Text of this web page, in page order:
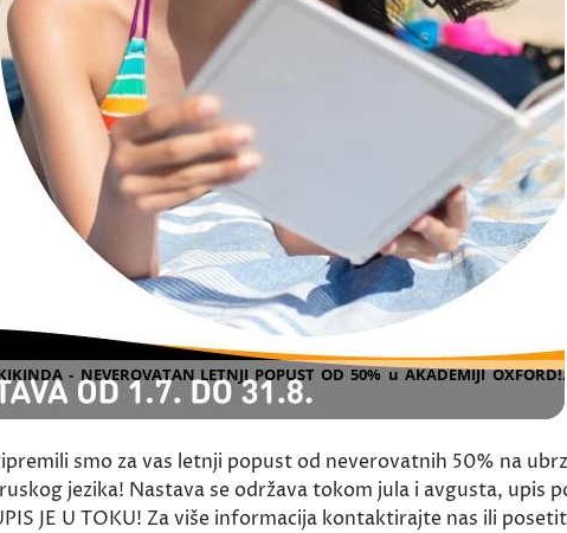
smo za vas letnji popust od neverovatnih 50% na
jezika! Nastava se održava tokom jula i avgusta, upis
JE U TOKU! Za više informacija kontaktirajte nas ili